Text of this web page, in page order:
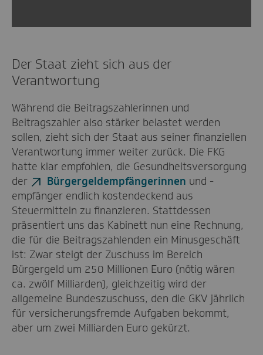
Der Staat zieht sich aus der
Verantwortung
Während die Beitragszahlerinnen und
Beitragszahler also stärker belastet werden
sollen, zieht sich der Staat aus seiner finanziellen
Verantwortung immer weiter zurück. Die FKG
hatte klar empfohlen, die Gesundheitsversorgung
der
Bürgergeldempfängerinnen und -
empfänger endlich kostendeckend aus
Steuermitteln zu finanzieren. Stattdessen
präsentiert uns das Kabinett nun eine Rechnung,
die für die Beitragszahlenden ein Minusgeschäft
ist: Zwar steigt der Zuschuss im Bereich
Bürgergeld um 250 Millionen Euro (nötig wären
ca. zwölf Milliarden), gleichzeitig wird der
allgemeine Bundeszuschuss, den die GKV jährlich
für versicherungsfremde Aufgaben bekommt,
aber um zwei Milliarden Euro gekürzt.